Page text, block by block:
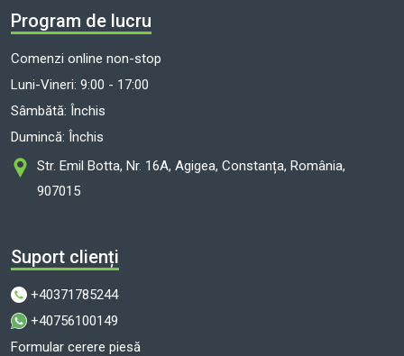
Program de lucru
Comenzi online non-stop
Luni-Vineri: 9:00 - 17:00
Sâmbătă: Închis
Dumincă: Închis
Str. Emil Botta, Nr. 16A, Agigea, Constanța, România,
907015
Suport clienți
+40371785244
+40756100149
Formular cerere piesă